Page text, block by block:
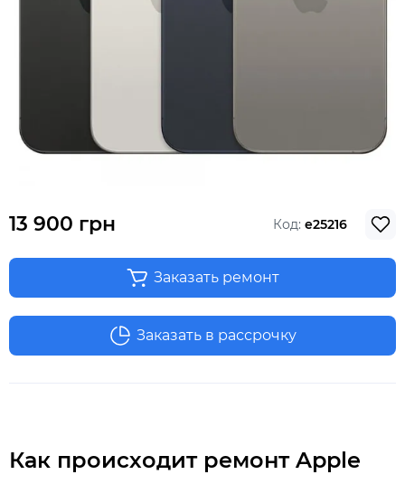
13 900 грн Код: e25216
Заказать ремонт
Заказать в рассрочку
Как происходит ремонт Apple